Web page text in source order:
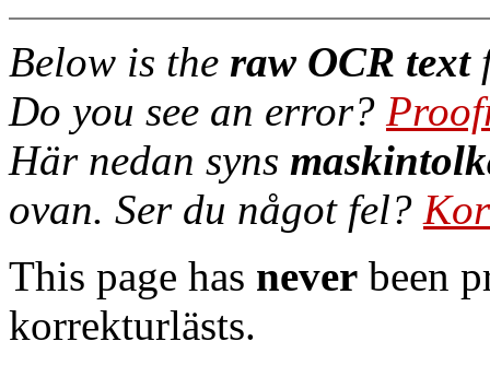
Below is the raw OCR text
Do you see an error?
Här nedan syns
ovan. Ser du något fel?
This page has never been
korrekturlästs.